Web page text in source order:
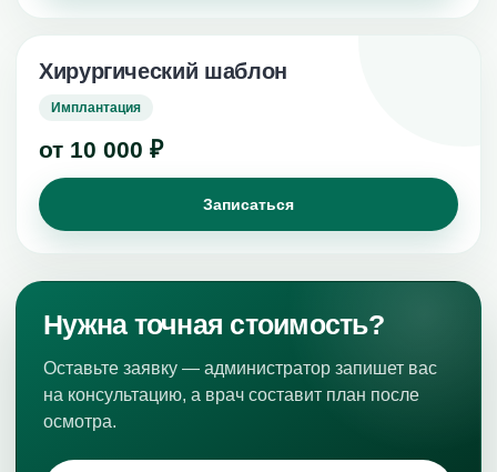
Хирургический шаблон
Имплантация
от 10 000 ₽
Записаться
Нужна точная стоимость?
Оставьте заявку — администратор запишет вас
на консультацию, а врач составит план после
осмотра.
Косметическая стоматология
Лечение ВНЧС
Срочная стоматологическая помощь
Ортопедическая стоматология
Хирургическая стоматология